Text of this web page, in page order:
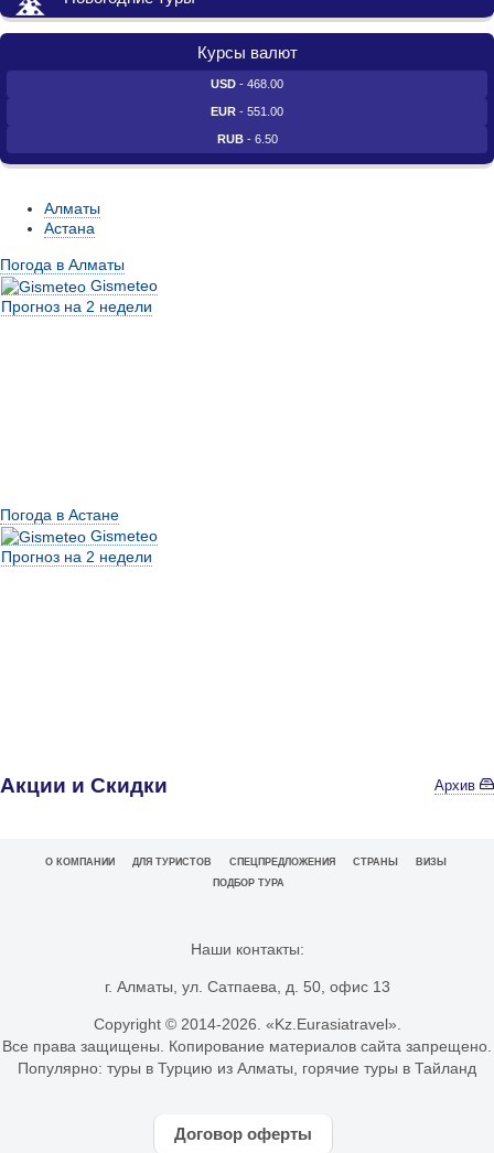
Курсы валют
USD - 468.00
EUR - 551.00
RUB- 6.50
Алматы
Астана
Погода в Алматы
Gismeteo
Прогноз на 2 недели
Погода в Астане
Gismeteo
Прогноз на 2 недели
Акции и Скидки Архив
О КОМПАНИИ ДЛЯ ТУРИСТОВ СПЕЦПРЕДЛОЖЕНИЯ СТРАНЫ
ВИЗЫ
ПОДБОР ТУРА
Наши контакты:
г. Алматы, ул. Сатпаева, д. 50, офис 13
Copyright © 2014-2026. «Kz.Eurasiatravel».
Все права защищены. Копирование материалов сайта запрещено.
Популярно: туры в Турцию из Алматы горячие туры в Тайланд
Договор оферты